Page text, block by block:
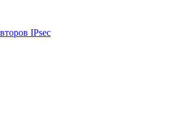
IPsec